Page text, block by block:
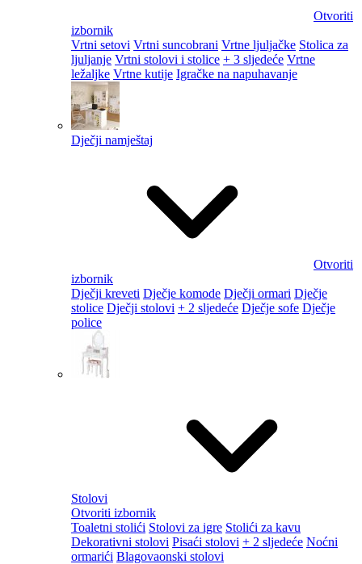
Otvoriti
izbornik
Vrtni setovi Vrtni suncobrani Vrtne ljuljačke Stolica za
ljuljanje Vrtni stolovi i stolice + 3 sljedeće Vrtne
ležaljke Vrtne kutije Igračke na napuhavanje
Dječji namještaj
Otvoriti
izbornik
Dječji kreveti Dječje komode Dječji ormari Dječje
stolice Dječji stolovi + 2 sljedeće Dječje sofe Dječje
police
Stolovi
Otvoriti izbornik
Toaletni stolići Stolovi za igre Stolići za kavu
Dekorativni stolovi Pisaći stolovi + 2 sljedeće Noćni
ormarići Blagovaonski stolovi